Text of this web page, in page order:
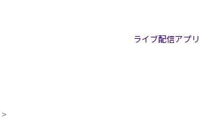
ライブ配信アプリ
>